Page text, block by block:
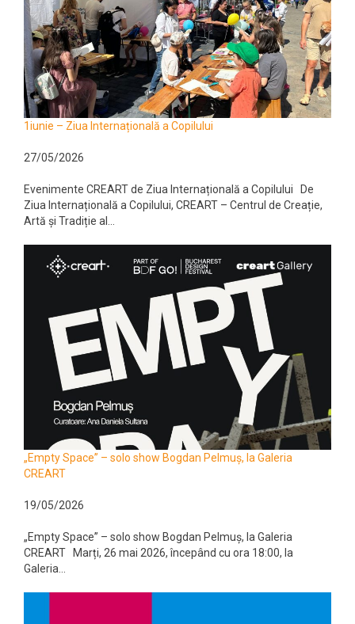
1iunie – Ziua Internațională a Copilului
27/05/2026
Evenimente CREART de Ziua Internațională a Copilului De
Ziua Internațională a Copilului, CREART – Centrul de Creație,
Artă și Tradiție al...
„Empty Space” – solo show Bogdan Pelmuș, la Galeria
CREART
19/05/2026
„Empty Space” – solo show Bogdan Pelmuș, la Galeria
CREART Marți, 26 mai 2026, începând cu ora 18:00, la
Galeria...